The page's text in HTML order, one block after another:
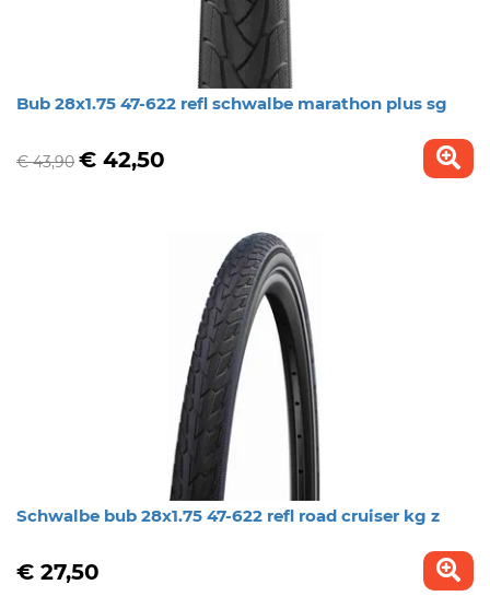
Bub 28x1.75 47-622 refl schwalbe marathon plus sg
€ 43,90 € 42,50
Schwalbe bub 28x1.75 47-622 refl road cruiser kg z
€ 27,50